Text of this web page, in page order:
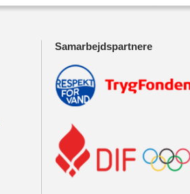
Samarbejdspartnere